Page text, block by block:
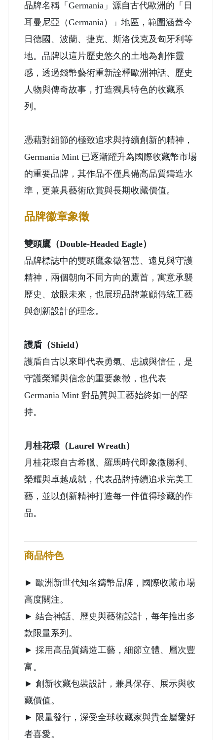
品牌名稱「Germania」源自古代歐洲的「日
耳曼尼亞（Germania）」地區，範圍涵蓋今
日德國、波蘭、捷克、斯洛伐克及匈牙利等
地。品牌以這片歷史悠久的土地為創作靈
感，透過錢幣藝術重新詮釋歐洲神話、歷史
人物與傳奇故事，打造獨具特色的收藏系
列。
憑藉對細節的極致追求與持續創新的精神，
Germania Mint 已逐漸躍升為國際收藏幣市場
的重要品牌，其作品不僅具備高品質鑄造水
準，更兼具藝術欣賞與長期收藏價值。
品牌徽章象徵
雙頭鷹（Double-Headed Eagle）
品牌標誌中的雙頭鷹象徵智慧、遠見與守護
精神，兩個朝向不同方向的鷹首，寓意承襲
歷史、放眼未來，也展現品牌兼顧傳統工藝
與創新設計的理念。
護盾（Shield）
護盾自古以來即代表勇氣、忠誠與信任，是
守護榮耀與信念的重要象徵，也代表
Germania Mint 對品質與工藝始終如一的堅
持。
月桂花環（Laurel Wreath）
月桂花環自古希臘、羅馬時代即象徵勝利、
榮耀與卓越成就，代表品牌持續追求完美工
藝，並以創新精神打造每一件值得珍藏的作
品。
商品特色
► 歐洲新世代知名鑄幣品牌，國際收藏市場
高度關注。
► 結合神話、歷史與藝術設計，每年推出多
款限量系列。
► 採用高品質鑄造工藝，細節立體、層次豐
富。
► 創新收藏包裝設計，兼具保存、展示與收
藏價值。
► 限量發行，深受全球收藏家與貴金屬愛好
者喜愛。